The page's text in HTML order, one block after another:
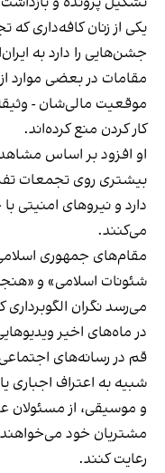
یکی از زنان کافه‌داری
جشن‌هایی را دارد به
مقامات در بعضی موارد
موقعیت مالی‌شان - وثیقه
کار کردن منع کرده‌اند.
او افزود بر اساس
بیشتری روی تجمعات
دارد و نیروهای امنیتی
می‌کنند.
مقام‌های جمهوری
شئونات اسلامی» و
می‌رسد نگران الگوبرداری
در ماه‌های اخیر
قم در رسانه‌های
شبیه به اعتراف اجباری
و موسیقی، از مسئولان
مشتریان خود
رعایت کنند.